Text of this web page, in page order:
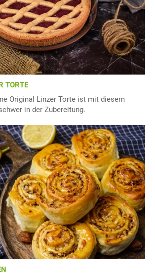
TORTE
Original Linzer Torte ist mit diesem
in der Zubereitung.